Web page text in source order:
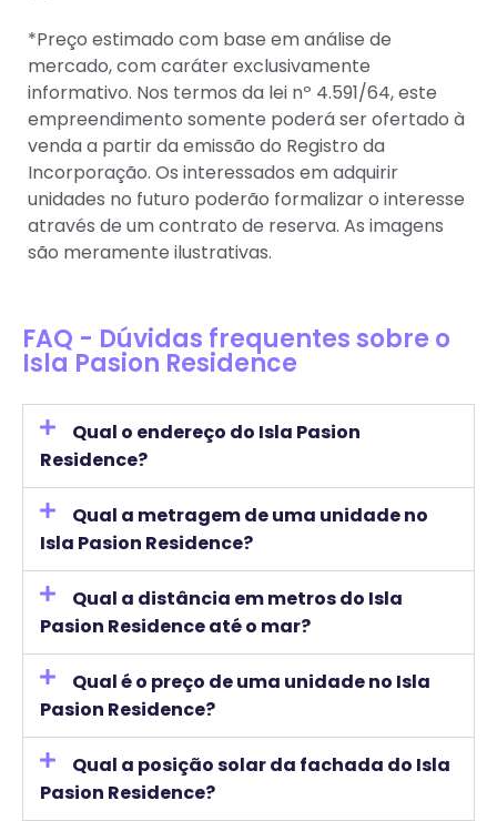
*Preço estimado com base em análise de
mercado, com caráter exclusivamente
informativo. Nos termos da lei nº 4.591/64, este
empreendimento somente poderá ser ofertado à
venda a partir da emissão do Registro da
Incorporação. Os interessados em adquirir
unidades no futuro poderão formalizar o interesse
através de um contrato de reserva. As imagens
são meramente ilustrativas.
FAQ - Dúvidas frequentes sobre o
Isla Pasion Residence
Qual o endereço do Isla Pasion
Residence?
Qual a metragem de uma unidade no
Isla Pasion Residence?
Qual a distância em metros do Isla
Pasion Residence até o mar?
Qual é o preço de uma unidade no Isla
Pasion Residence?
Qual a posição solar da fachada do Isla
Pasion Residence?